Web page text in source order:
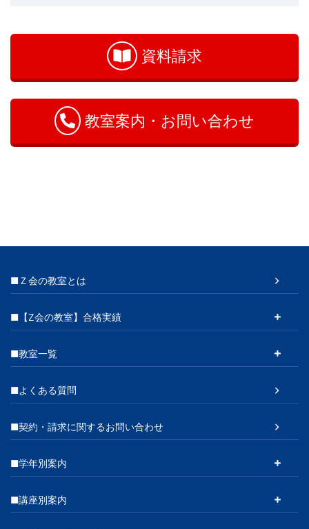
資料請求
教室案内・お問い合わせ
■Ｚ会の教室とは
■【Z会の教室】合格実績
■教室一覧
■よくある質問
■契約・請求に関するお問い合わせ
■学年別案内
■講座別案内